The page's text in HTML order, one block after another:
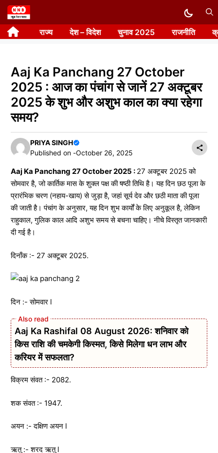
Skip
to
content राज्य देश – विदेश चुनाव 2025 राजनीति
Aaj Ka Panchang 27 October
2025 : आज का पंचांग से जानें 27 अक्टूबर
2025 के शुभ और अशुभ काल का क्या रहेगा
समय?
PRIYA SINGH
Published on -October 26, 2025
Aaj Ka Panchang 27 October 2025 : 27 अक्टूबर 2025 को
सोमवार है, जो कार्तिक मास के शुक्ल पक्ष की षष्ठी तिथि है। यह दिन छठ पूजा के
प्रारंभिक चरण (नहाय-खाय) से जुड़ा है, जहां सूर्य देव और छठी माता की पूजा
की जाती है। पंचांग के अनुसार, यह दिन शुभ कार्यों के लिए अनुकूल है, लेकिन
राहुकाल, गुलिक काल आदि अशुभ समय से बचना चाहिए। नीचे विस्तृत जानकारी
दी गई है।
दिनाँक :- 27 अक्टूबर 2025.
दिन :- सोमवार l
Aaj Ka Rashifal 08 August 2026: शनिवार को
किस राशि की चमकेगी किस्मत, किसे मिलेगा धन लाभ और
करियर में सफलता?
विक्रम संवत :- 2082.
शक संवत :- 1947.
अयन :- दक्षिण अयन l
ऋतु :- शरद ऋतु l